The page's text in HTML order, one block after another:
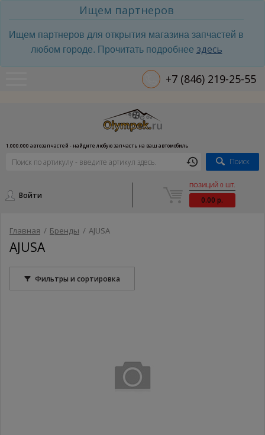
Ищем партнеров
Ищем партнеров для открытия магазина запчастей в
любом городе. Прочитать подробнее здесь
+7 (846) 219-25-55
1.000.000 автозапчастей - найдите любую запчасть на ваш автомобиль
Поиск
Войти
ПОЗИЦИЙ 0 ШТ.
0.00 р.
Главная / Бренды / AJUSA
AJUSA
Фильтры и сортировка